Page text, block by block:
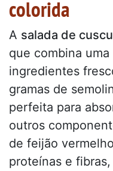
colorida
A salada de
que combina
ingredientes
gramas de
perfeita para
outros
de feijão
proteínas e